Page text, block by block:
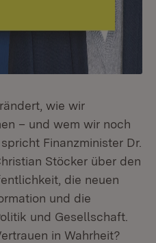
wie wir
– und wem wir noch
Finanzminister Dr.
Stöcker über den
die neuen
und die
und Gesellschaft.
in Wahrheit?